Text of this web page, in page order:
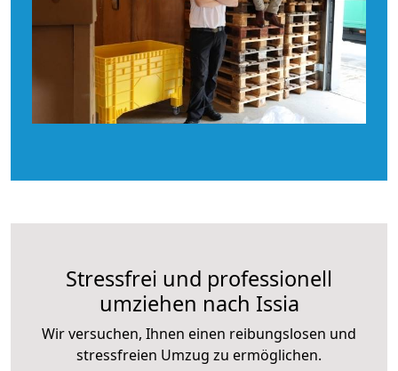
Stressfrei und professionell
umziehen nach Issia
Wir versuchen, Ihnen einen reibungslosen und
stressfreien Umzug zu ermöglichen.